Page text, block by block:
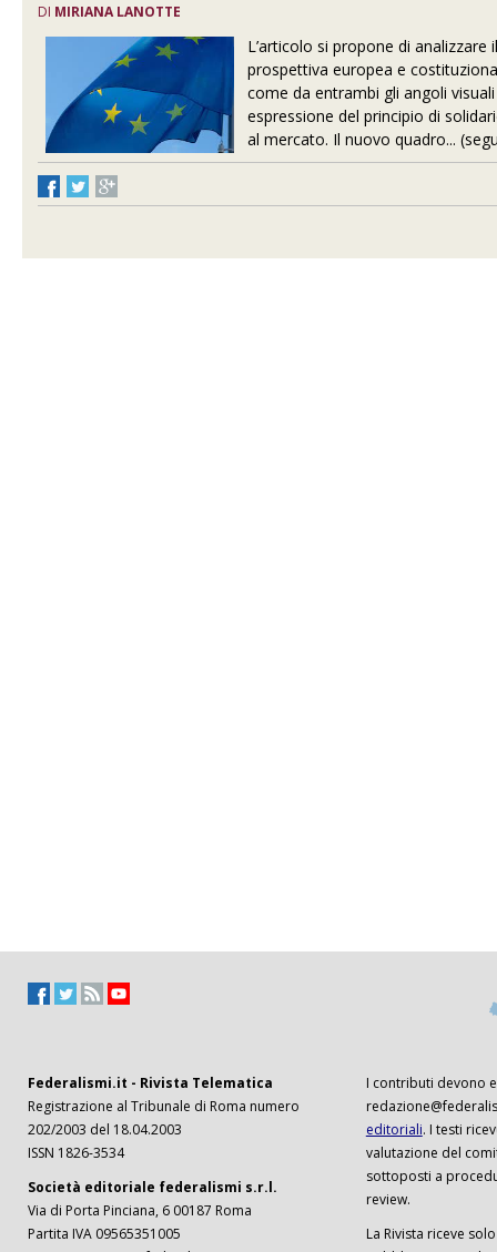
DI MIRIANA LANOTTE
L’articolo si propone di
prospettiva europea e
come da entrambi gli angoli
espressione del principio di
al mercato. Il nuovo quadro...
Federalismi.it - Rivista Telematica
Registrazione al Tribunale di Roma numero
202/2003 del 18.04.2003
ISSN 1826-3534
Società editoriale federalismi s.r.l.
Via di Porta Pinciana, 6 00187 Roma
Partita IVA 09565351005
I contributi devono
editoriali. I testi
valutazione del
sottoposti a
review.
La Rivista riceve